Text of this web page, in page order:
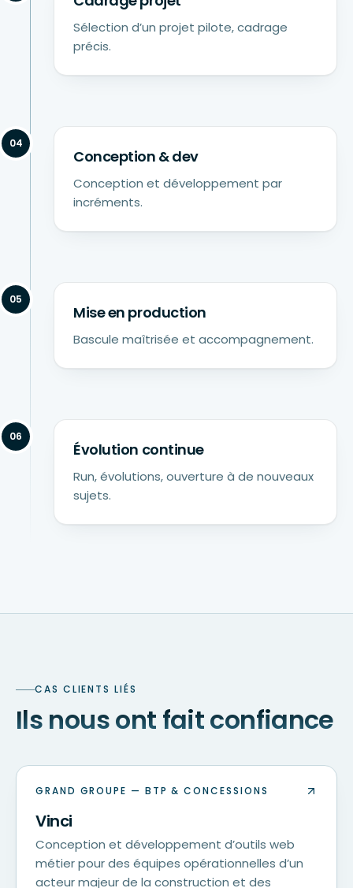
Sélection d’un projet pilote, cadrage
précis.
04
Conception & dev
Conception et développement par
incréments.
05
Mise en production
Bascule maîtrisée et accompagnement.
06
Évolution continue
Run, évolutions, ouverture à de nouveaux
sujets.
CAS CLIENTS LIÉS
Ils nous ont fait confiance
GRAND GROUPE — BTP & CONCESSIONS
Vinci
Conception et développement d’outils web
métier pour des équipes opérationnelles d’un
acteur majeur de la construction et des